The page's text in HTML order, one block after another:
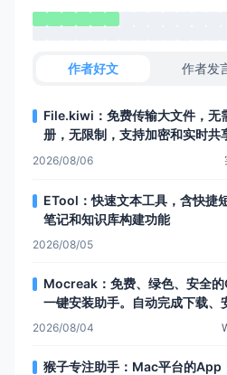
作者好文 作者发
File.kiwi：免费传输大文件，无
册，无限制，支持加密和实时共
有Web文件夹功能
2026/08/06
ETool：快速文本工具，含快捷短
笔记和知识库构建功能
2026/08/05
Mocreak：免费、绿色、安全
一键安装助手。自动完成下载、
部署，让Office安装更简单，支
2026/08/04
猴子专注助手：Mac平台的App